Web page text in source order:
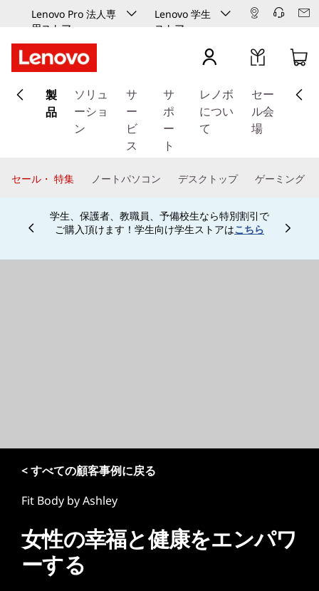
Lenovo Pro 法人専
用ストア
Lenovo 学生
ストア
イ
ン
ッ
製
品
ソリュ
ーショ
ン
サ
ー
ビ
ス
サ
ポ
ー
ト
レノボ
につい
て
セー
ル会
場
セール・ 特集 ノートパソコン デスクトップ ゲーミング
学生、保護者、教職員、予備校生なら特別割引で
ご購入頂けます！学生向け学生ストアはこちら
Currently displaying item 4 of
< すべての顧客事例に戻る
Fit Body by Ashley
女性の幸福と健康をエンパワ
ーする